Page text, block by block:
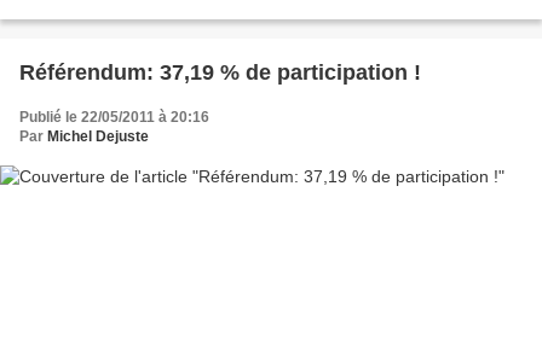
Référendum: 37,19 % de participation !
Publié le 22/05/2011 à 20:16
Par Michel Dejuste